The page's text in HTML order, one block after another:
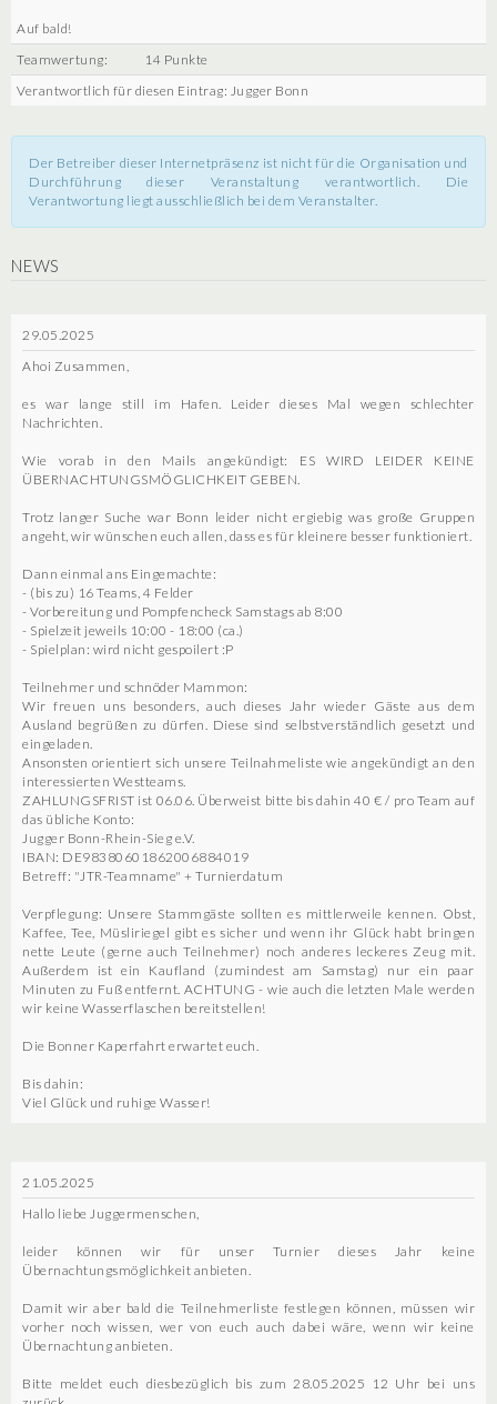
Auf bald!
Teamwertung:
14 Punkte
Verantwortlich für diesen Eintrag: Jugger Bonn
Der Betreiber dieser Internetpräsenz ist nicht für die Organisation und
Durchführung dieser Veranstaltung verantwortlich. Die
Verantwortung liegt ausschließlich bei dem Veranstalter.
NEWS
29.05.2025
Ahoi Zusammen,
es war lange still im Hafen. Leider dieses Mal wegen schlechter
Nachrichten.
Wie vorab in den Mails angekündigt: ES WIRD LEIDER KEINE
ÜBERNACHTUNGSMÖGLICHKEIT GEBEN.
Trotz langer Suche war Bonn leider nicht ergiebig was große Gruppen
angeht, wir wünschen euch allen, dass es für kleinere besser funktioniert.
Dann einmal ans Eingemachte:
- (bis zu) 16 Teams, 4 Felder
- Vorbereitung und Pompfencheck Samstags ab 8:00
- Spielzeit jeweils 10:00 - 18:00 (ca.)
- Spielplan: wird nicht gespoilert :P
Teilnehmer und schnöder Mammon:
Wir freuen uns besonders, auch dieses Jahr wieder Gäste aus dem
Ausland begrüßen zu dürfen. Diese sind selbstverständlich gesetzt und
eingeladen.
Ansonsten orientiert sich unsere Teilnahmeliste wie angekündigt an den
interessierten Westteams.
ZAHLUNGSFRIST ist 06.06. Überweist bitte bis dahin 40 € / pro Team auf
das übliche Konto:
Jugger Bonn-Rhein-Sieg e.V.
IBAN: DE98380601862006884019
Betreff: "JTR-Teamname" + Turnierdatum
Verpflegung: Unsere Stammgäste sollten es mittlerweile kennen. Obst,
Kaffee, Tee, Müsliriegel gibt es sicher und wenn ihr Glück habt bringen
nette Leute (gerne auch Teilnehmer) noch anderes leckeres Zeug mit.
Außerdem ist ein Kaufland (zumindest am Samstag) nur ein paar
Minuten zu Fuß entfernt. ACHTUNG - wie auch die letzten Male werden
wir keine Wasserflaschen bereitstellen!
Die Bonner Kaperfahrt erwartet euch.
Bis dahin:
Viel Glück und ruhige Wasser!
21.05.2025
Hallo liebe Juggermenschen,
leider können wir für unser Turnier dieses Jahr keine
Übernachtungsmöglichkeit anbieten.
Damit wir aber bald die Teilnehmerliste festlegen können, müssen wir
vorher noch wissen, wer von euch auch dabei wäre, wenn wir keine
Übernachtung anbieten.
Bitte meldet euch diesbezüglich bis zum 28.05.2025 12 Uhr bei uns